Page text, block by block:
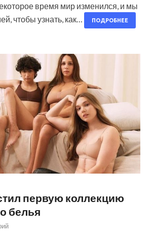
время мир изменился, и мы
чтобы узнать, как…
ПОДРОБНЕЕ
первую коллекцию
белья